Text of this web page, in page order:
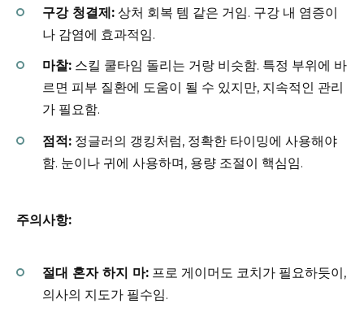
구강 청결제: 상처 회복 템 같은 거임. 구강 내 염증이
나 감염에 효과적임.
마찰: 스킬 쿨타임 돌리는 거랑 비슷함. 특정 부위에 바
르면 피부 질환에 도움이 될 수 있지만, 지속적인 관리
가 필요함.
점적: 정글러의 갱킹처럼, 정확한 타이밍에 사용해야
함. 눈이나 귀에 사용하며, 용량 조절이 핵심임.
주의사항:
절대 혼자 하지 마: 프로 게이머도 코치가 필요하듯이,
의사의 지도가 필수임.